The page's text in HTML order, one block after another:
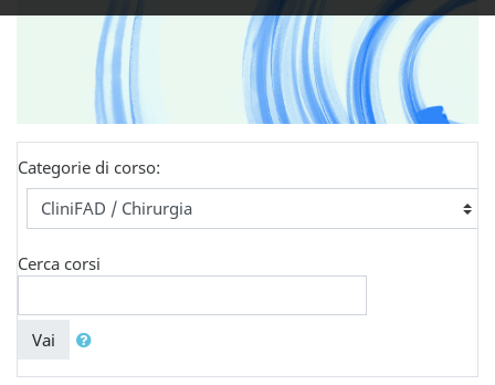
Categorie di corso:
Cerca corsi
Vai